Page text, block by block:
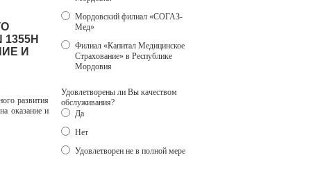
И
развития
оказание и
Мордовский филиал «СОГАЗ-
Мед»
Филиал «Капитал Медицинское
Страхование» в Республике
Мордовия
Удовлетворены ли Вы качеством
обслуживания?
Да
Нет
Удовлетворен не в полной мере